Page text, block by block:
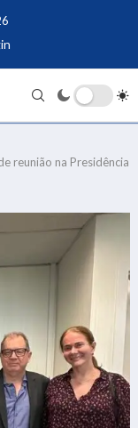
reunião na Presidência